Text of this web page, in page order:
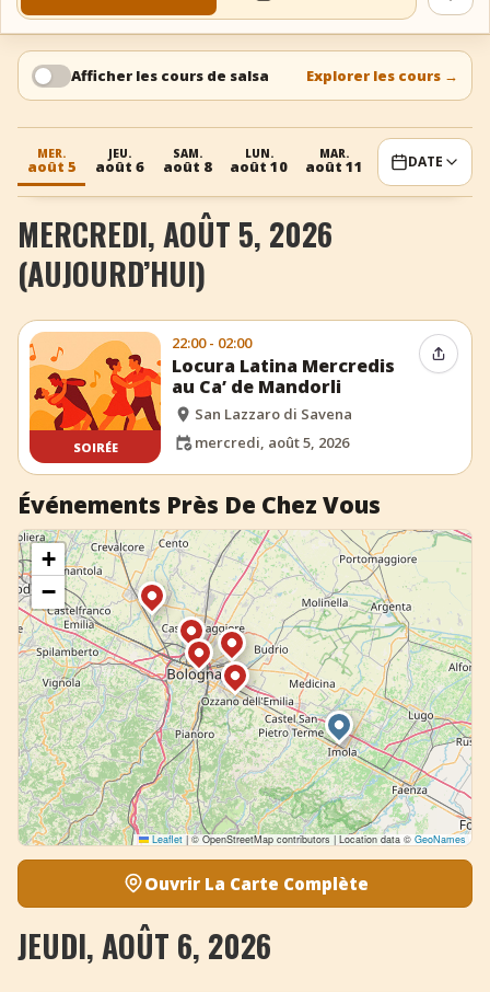
+ Ajouter un événement
Afficher les cours de salsa Explorer les cours →
MER.
août 5
JEU.
août 6
SAM.
août 8
LUN.
août 10
MAR.
août 11
MER.
août 12
DATE
MERCREDI, AOÛT 5, 2026
(AUJOURD’HUI)
SOIRÉE
22:00 - 02:00
Locura Latina Mercredis
au Ca’ de Mandorli
San Lazzaro di Savena
mercredi, août 5, 2026
Événements Près De Chez Vous
+
−
Leaflet |© OpenStreetMap contributors | Location data © GeoNames
Ouvrir La Carte Complète
JEUDI, AOÛT 6, 2026